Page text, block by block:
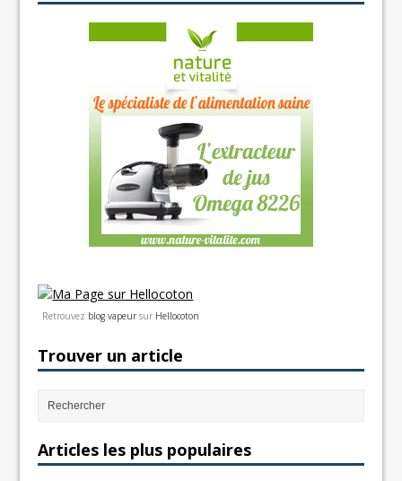
Retrouvez blog vapeur sur Hellocoton
Trouver un article
Articles les plus populaires